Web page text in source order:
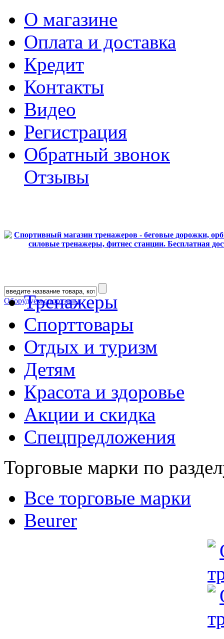
О магазине
Оплата и доставка
Кредит
Контакты
Видео
Регистрация
Обратный звонок
Отзывы
Оборудуем спортзалы
Тренажеры
Спорттовары
Отдых и туризм
Детям
Красота и здоровье
Акции и скидка
Спецпредложения
Торговые марки по
Все торговые марки
Beurer